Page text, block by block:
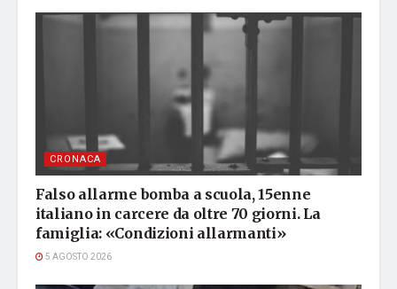
CRONACA
Falso allarme bomba a scuola, 15enne
italiano in carcere da oltre 70 giorni. La
famiglia: «Condizioni allarmanti»
5 AGOSTO 2026